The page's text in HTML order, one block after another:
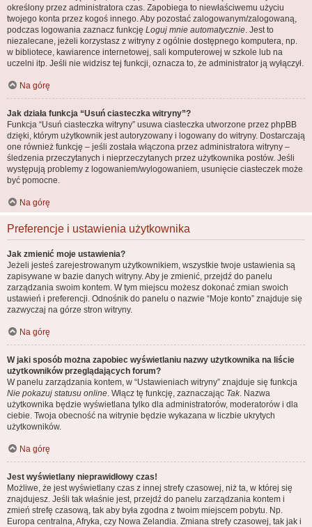
określony przez administratora czas. Zapobiega to niewłaściwemu użyciu
twojego konta przez kogoś innego. Aby pozostać zalogowanym/zalogowaną,
podczas logowania zaznacz funkcję Loguj mnie automatycznie. Jest to
niezalecane, jeżeli korzystasz z witryny z ogólnie dostępnego komputera, np.
w bibliotece, kawiarence internetowej, sali komputerowej w szkole lub na
uczelni itp. Jeśli nie widzisz tej funkcji, oznacza to, że administrator ją wyłączył.
Na górę
Jak działa funkcja “Usuń ciasteczka witryny”?
Funkcja “Usuń ciasteczka witryny” usuwa ciasteczka utworzone przez phpBB
dzięki, którym użytkownik jest autoryzowany i logowany do witryny. Dostarczają
one również funkcję – jeśli została włączona przez administratora witryny –
śledzenia przeczytanych i nieprzeczytanych przez użytkownika postów. Jeśli
występują problemy z logowaniem/wylogowaniem, usunięcie ciasteczek może
być pomocne.
Na górę
Preferencje i ustawienia użytkownika
Jak zmienić moje ustawienia?
Jeżeli jesteś zarejestrowanym użytkownikiem, wszystkie twoje ustawienia są
zapisywane w bazie danych witryny. Aby je zmienić, przejdź do panelu
zarządzania swoim kontem. W tym miejscu możesz dokonać zmian swoich
ustawień i preferencji. Odnośnik do panelu o nazwie “Moje konto” znajduje się
zazwyczaj na górze stron witryny.
Na górę
W jaki sposób można zapobiec wyświetlaniu nazwy użytkownika na liście
użytkowników przeglądających forum?
W panelu zarządzania kontem, w “Ustawieniach witryny” znajduje się funkcja
Nie pokazuj statusu online. Włącz tę funkcję, zaznaczając Tak. Nazwa
użytkownika będzie wyświetlana tylko dla administratorów, moderatorów i dla
ciebie. Twoja obecność na witrynie będzie wykazana w liczbie ukrytych
użytkowników.
Na górę
Jest wyświetlany nieprawidłowy czas!
Możliwe, że jest wyświetlany czas z innej strefy czasowej, niż ta, w której się
znajdujesz. Jeśli tak właśnie jest, przejdź do panelu zarządzania kontem i
zmień strefę czasową, tak aby była zgodna z twoim miejscem pobytu. Np.
Europa centralna, Afryka, czy Nowa Zelandia. Zmiana strefy czasowej, tak jak i